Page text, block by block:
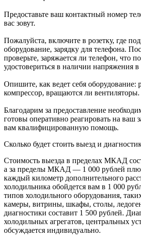
Предоставьте ваш контактный номер
вас зовут.
Пожалуйста, включите в розетку, где
оборудование, зарядку для телефона.
проверьте, заряжается ли телефон, что
удостовериться в наличии напряжения в
Опишите, как ведет себя оборудование:
компрессор, вращаются ли вентиляторы.
Благодарим за предоставление
готовы оперативно реагировать на ваш
вам квалифицированную помощь.
Сколько будет стоить выезд и
Стоимость выезда в пределах МКАД
а за пределы МКАД — 1 000 рублей
каждый километр дополнительного
холодильника обойдется вам в 1 000
типов холодильного оборудования,
камеры, витрины, шкафы, столы,
диагностики составит 1 500 рублей.
холодильных агрегатов, центральных
обсуждается индивидуально.